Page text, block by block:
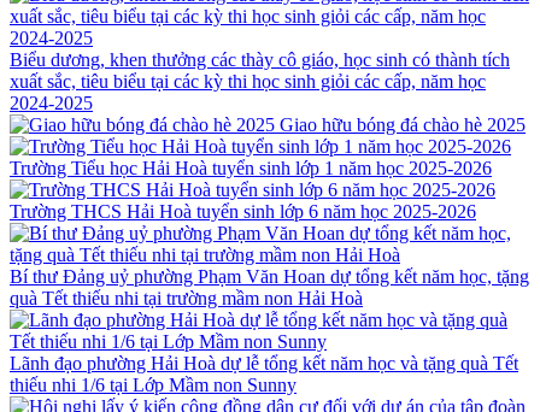
Biểu dương, khen thưởng các thày cô giáo, học sinh có thành tích
xuất sắc, tiêu biểu tại các kỳ thi học sinh giỏi các cấp, năm học
2024-2025
Giao hữu bóng đá chào hè 2025
Trường Tiểu học Hải Hoà tuyển sinh lớp 1 năm học 2025-2026
Trường THCS Hải Hoà tuyển sinh lớp 6 năm học 2025-2026
Bí thư Đảng uỷ phường Phạm Văn Hoan dự tổng kết năm học, tặng
quà Tết thiếu nhi tại trường mầm non Hải Hoà
Lãnh đạo phường Hải Hoà dự lễ tổng kết năm học và tặng quà Tết
thiếu nhi 1/6 tại Lớp Mầm non Sunny